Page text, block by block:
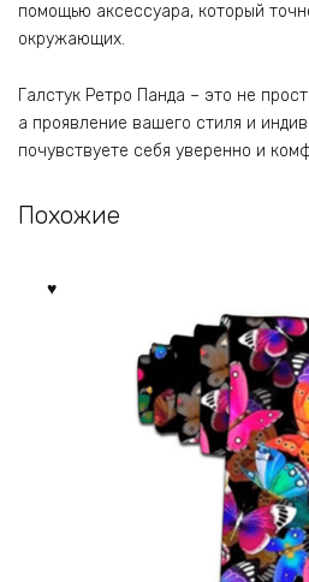
помощью аксессуара, который
окружающих.
Галстук Ретро Панда – это не
а проявление вашего стиля и
почувствуете себя уверенно и
Похожие